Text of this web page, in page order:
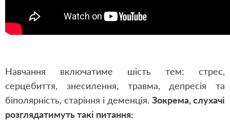
Навчання включатиме шість тем: стрес,
серцебиття, знесилення, травма, депресія та
біполярність, старіння і деменція. Зокрема, слухачі
розглядатимуть такі питання: